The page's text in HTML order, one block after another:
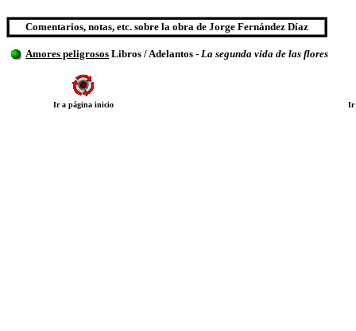
Comentarios, notas, etc. sobre la obra de Jorge Fernández Díaz
Amores peligrosos Libros / Adelantos - La segunda vida de las flores
Ir a página inicio Ir